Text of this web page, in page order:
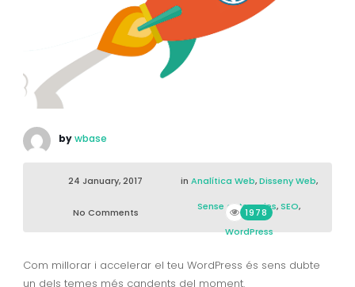
bywbase
24 January, 2017 in Analítica Web,Disseny Web,
Sense categories,SEO,
WordPress
No Comments 1978
Com millorar i accelerar el teu WordPress és sens dubte
un dels temes més candents del moment.